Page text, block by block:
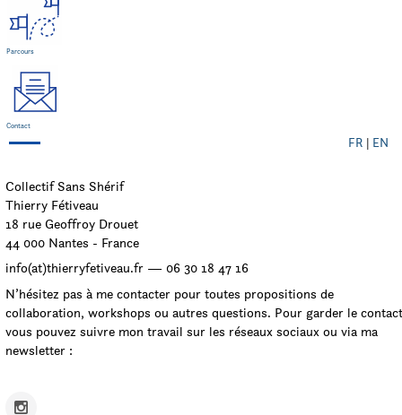
Parcours
Contact
FR | EN
Collectif Sans Shérif
Thierry Fétiveau
18 rue Geoffroy Drouet
44 000 Nantes - France
info(at)thierryfetiveau.fr — 06 30 18 47 16
N’hésitez pas à me contacter pour toutes propositions de
collaboration, workshops ou autres questions. Pour garder le contact
vous pouvez suivre mon travail sur les réseaux sociaux ou via ma
newsletter :